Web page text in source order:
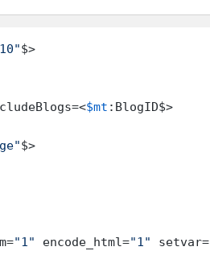
$>
$mt :BlogID$>
$>
"1" encode_html="1" setvar=